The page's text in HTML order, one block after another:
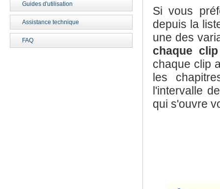
Si vous
depuis la
une des
chaque clip
chaque clip
les
l'intervalle
qui s'ouvre
Guides d'utilisation
Assistance technique
FAQ